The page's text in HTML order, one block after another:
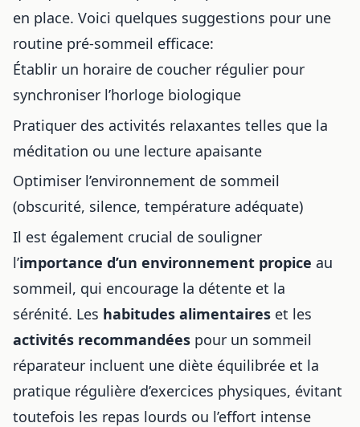
en place. Voici quelques suggestions pour une
routine pré-sommeil efficace:
Établir un horaire de coucher régulier pour
synchroniser l’horloge biologique
Pratiquer des activités relaxantes telles que la
méditation ou une lecture apaisante
Optimiser l’environnement de sommeil
(obscurité, silence, température adéquate)
Il est également crucial de souligner
l’importance d’un environnement propice au
sommeil, qui encourage la détente et la
sérénité. Les habitudes alimentaires et les
activités recommandées pour un sommeil
réparateur incluent une diète équilibrée et la
pratique régulière d’exercices physiques, évitant
toutefois les repas lourds ou l’effort intense